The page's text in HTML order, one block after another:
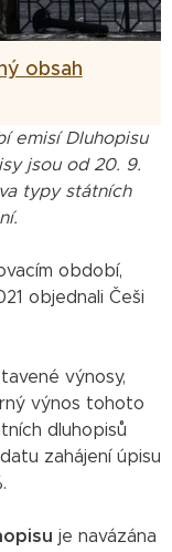
obsah
emisí Dluhopisu
jsou od 20. 9.
typy státních
období,
objednali Češi
výnosy,
výnos tohoto
dluhopisů
zahájení úpisu
je navázána